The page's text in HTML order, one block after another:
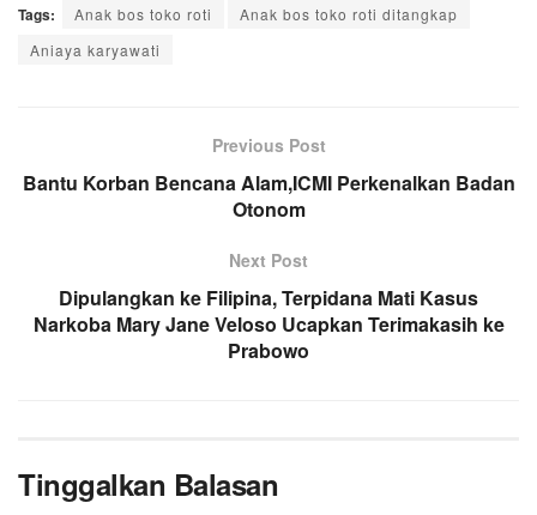
Tags: Anak bos toko roti
Anak bos toko roti ditangkap
Aniaya karyawati
Previous Post
Bantu Korban Bencana Alam,ICMI Perkenalkan Badan
Otonom
Next Post
Dipulangkan ke Filipina, Terpidana Mati Kasus
Narkoba Mary Jane Veloso Ucapkan Terimakasih ke
Prabowo
Tinggalkan Balasan